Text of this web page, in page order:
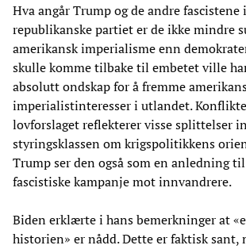
Hva angår Trump og de andre fascistene
republikanske partiet er de ikke mindre
amerikansk imperialisme enn
skulle komme tilbake til embetet ville
absolutt ondskap for å fremme
imperialistinteresser i utlandet.
lovforslaget reflekterer visse splittelser
styringsklassen om krigspolitikkens
Trump ser den også som en anledning
fascistiske kampanje mot innvandrere.
Biden erklærte i hans bemerkninger at
historien» er nådd. Dette er faktisk